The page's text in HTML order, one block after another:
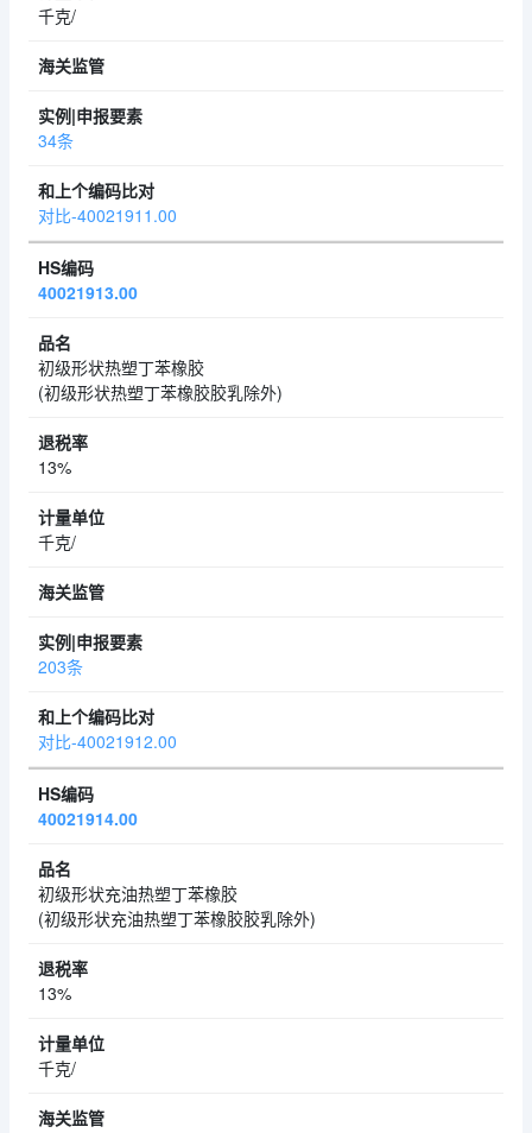
千克/
34条
对比-40021911.00
40021913.00
初级形状热塑丁苯橡胶
(初级形状热塑丁苯橡胶胶乳除外)
13%
千克/
203条
对比-40021912.00
40021914.00
初级形状充油热塑丁苯橡胶
(初级形状充油热塑丁苯橡胶胶乳除外)
13%
千克/